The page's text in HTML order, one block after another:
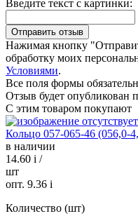
Введите текст с картинки:
Нажимая кнопку
обработку моих
Условиями.
Все поля формы
Отзыв будет опубликован
С этим товаром покупают
Кольцо 057-065-46 (056,0-
в наличии
14.60 i /
шт
опт. 9.36 i
Количество (шт)